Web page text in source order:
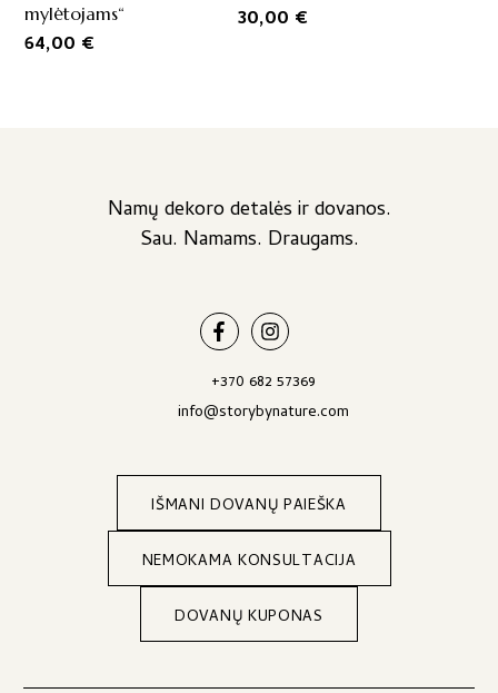
mylėtojams“
64,00 €
30,00 €
Namų dekoro detalės ir dovanos.
Sau. Namams. Draugams.
+370 682 57369
info@storybynature.com
IŠMANI DOVANŲ PAIEŠKA
NEMOKAMA KONSULTACIJA
DOVANŲ KUPONAS